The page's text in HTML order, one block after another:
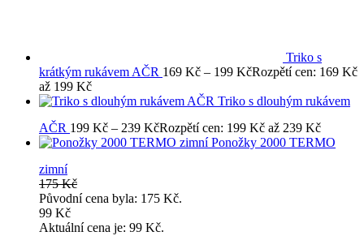
Triko s
krátkým rukávem AČR 169 Kč – 199 KčRozpětí cen: 169 Kč
až 199 Kč
Triko s dlouhým rukávem
AČR 199 Kč – 239 KčRozpětí cen: 199 Kč až 239 Kč
Ponožky 2000 TERMO
zimní
175Kč
Původní cena byla: 175 Kč.
99 Kč
Aktuální cena je: 99 Kč.